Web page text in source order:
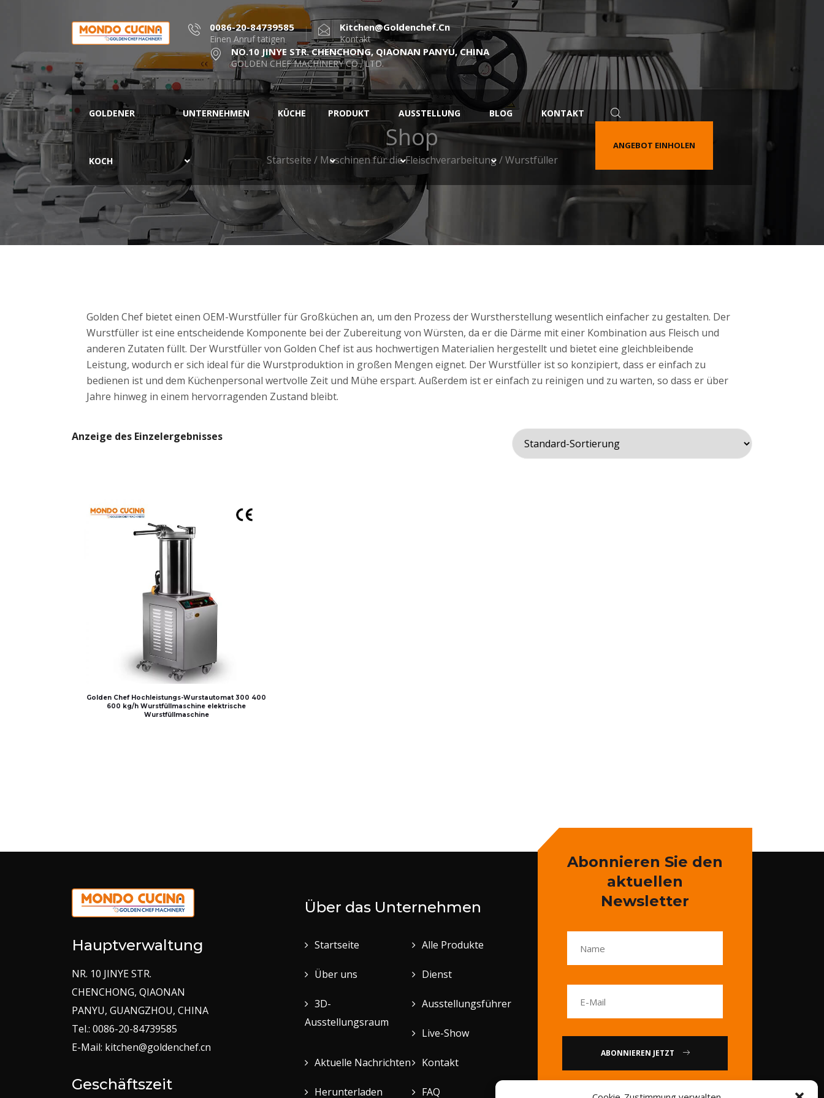
0086-20-84739585
Einen Anruf tätigen
Kitchen@goldenchef.cn
Kontakt
NO.10 JINYE STR. CHENCHONG, QIAONAN PANYU, CHINA
GOLDEN CHEF MACHINERY CO., LTD.
GOLDENER
KOCH
UNTERNEHMEN KÜCHE PRODUKT AUSSTELLUNG BLOG KONTAKT
ANGEBOT EINHOLEN
Shop
Startseite / Maschinen für die Fleischverarbeitung/ Wurstfüller
Golden Chef bietet einen OEM-Wurstfüller für Großküchen an, um den Prozess der Wurstherstellung wesentlich einfacher zu gestalten. Der
Wurstfüller ist eine entscheidende Komponente bei der Zubereitung von Würsten, da er die Därme mit einer Kombination aus Fleisch und
anderen Zutaten füllt. Der Wurstfüller von Golden Chef ist aus hochwertigen Materialien hergestellt und bietet eine gleichbleibende
Leistung, wodurch er sich ideal für die Wurstproduktion in großen Mengen eignet. Der Wurstfüller ist so konzipiert, dass er einfach zu
bedienen ist und dem Küchenpersonal wertvolle Zeit und Mühe erspart. Außerdem ist er einfach zu reinigen und zu warten, so dass er über
Jahre hinweg in einem hervorragenden Zustand bleibt.
Anzeige des Einzelergebnisses
Golden Chef Hochleistungs-Wurstautomat 300 400
600 kg/h Wurstfüllmaschine elektrische
Wurstfüllmaschine
Hauptverwaltung
NR. 10 JINYE STR.
CHENCHONG, QIAONAN
PANYU, GUANGZHOU, CHINA
Tel.: 0086-20-84739585
E-Mail: kitchen@goldenchef.cn
Geschäftszeit
Über das Unternehmen
Startseite Alle Produkte
Über uns Dienst
3D-
Ausstellungsraum
Ausstellungsführer
Live-Show
Aktuelle Nachrichten Kontakt
Herunterladen FAQ
Abonnieren Sie den
aktuellen
Newsletter
ABONNIEREN JETZT